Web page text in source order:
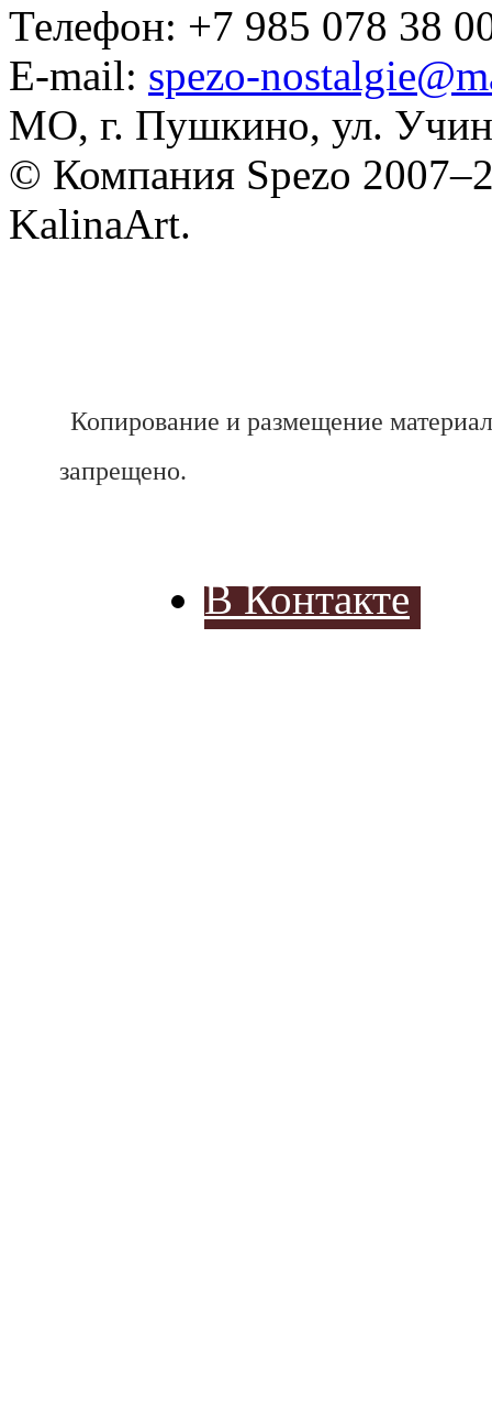
Телефон: +7 985 078 38
E-mail: spezo-
МО, г. Пушкино, ул.
© Компания Spezo
KalinaArt.
Копирование и размещение
запрещено.
В Контакте